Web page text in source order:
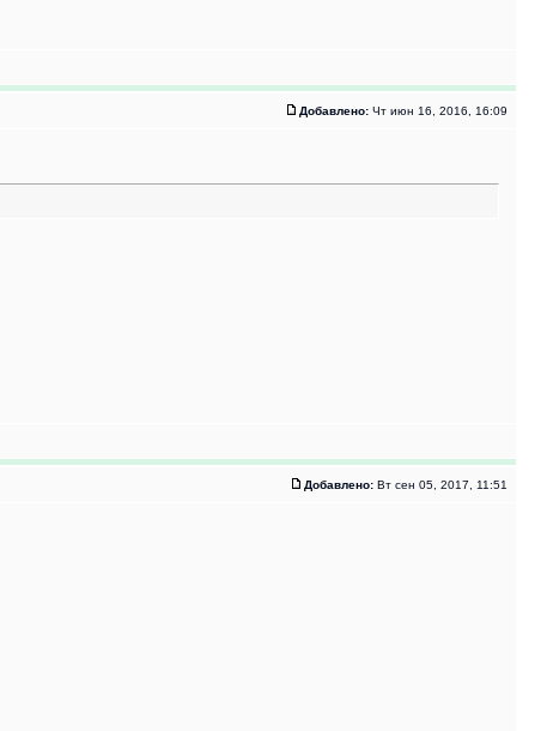
Добавлено: Чт июн 16, 2016, 16:09
Добавлено: Вт сен 05, 2017, 11:51